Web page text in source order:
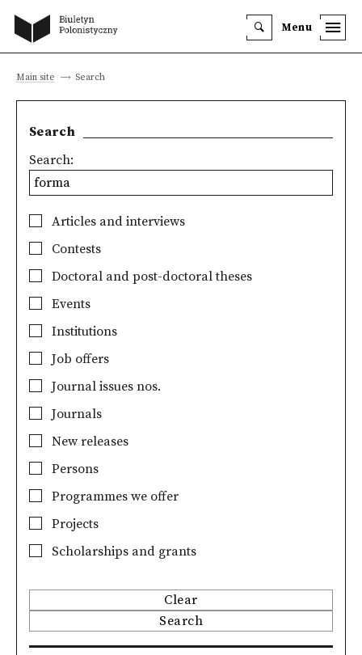
Menu
Main site Search
Search
Search:
Articles and interviews
Contests
Doctoral and post-doctoral theses
Events
Institutions
Job offers
Journal issues nos.
Journals
New releases
Persons
Programmes we offer
Projects
Scholarships and grants
Clear
Search